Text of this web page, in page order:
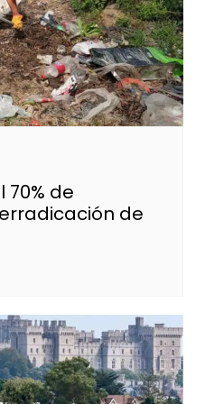
70% de
de